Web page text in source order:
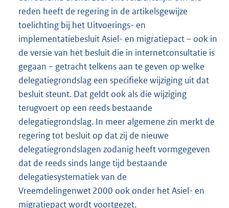
reden heeft de regering in de artikelsgewijze
toelichting bij het Uitvoerings- en
implementatiebesluit Asiel- en migratiepact – ook in
de versie van het besluit die in internetconsultatie is
gegaan – getracht telkens aan te geven op welke
delegatiegrondslag een specifieke wijziging uit dat
besluit steunt. Dat geldt ook als die wijziging
terugvoert op een reeds bestaande
delegatiegrondslag. In meer algemene zin merkt de
regering tot besluit op dat zij de nieuwe
delegatiegrondslagen zodanig heeft vormgegeven
dat de reeds sinds lange tijd bestaande
delegatiesystematiek van de
Vreemdelingenwet 2000 ook onder het Asiel- en
migratiepact wordt voortgezet.